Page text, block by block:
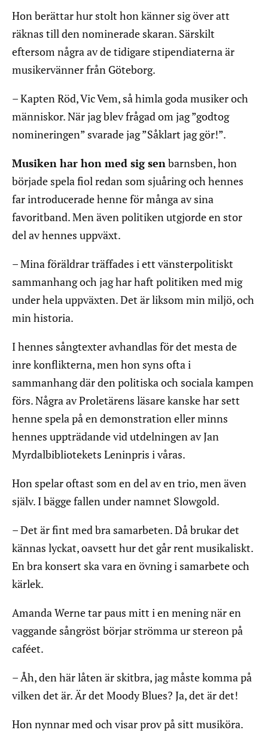
Hon berättar hur stolt hon känner sig över att
räknas till den nominerade skaran. Särskilt
eftersom några av de tidigare stipendiaterna är
musikervänner från Göteborg.
– Kapten Röd, Vic Vem, så himla goda musiker och
människor. När jag blev frågad om jag ”godtog
nomineringen” svarade jag ”Såklart jag gör!”.
Musiken har hon med sig senbarnsben, hon
började spela fiol redan som sjuåring och hennes
far introducerade henne för många av sina
favoritband. Men även politiken utgjorde en stor
del av hennes uppväxt.
– Mina föräldrar träffades i ett vänsterpolitiskt
sammanhang och jag har haft politiken med mig
under hela uppväxten. Det är liksom min miljö, och
min historia.
I hennes sångtexter avhandlas för det mesta de
inre konflikterna, men hon syns ofta i
sammanhang där den politiska och sociala kampen
förs. Några av Proletärens läsare kanske har sett
henne spela på en demonstration eller minns
hennes uppträdande vid utdelningen av Jan
Myrdalbibliotekets Leninpris i våras.
Hon spelar oftast som en del av en trio, men även
själv. I bägge fallen under namnet Slowgold.
– Det är fint med bra samarbeten. Då brukar det
kännas lyckat, oavsett hur det går rent musikaliskt.
En bra konsert ska vara en övning i samarbete och
kärlek.
Amanda Werne tar paus mitt i en mening när en
vaggande sångröst börjar strömma ur stereon på
caféet.
– Åh, den här låten är skitbra, jag måste komma på
vilken det är. Är det Moody Blues? Ja, det är det!
Hon nynnar med och visar prov på sitt musiköra.